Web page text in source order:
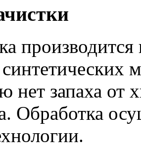
нет запаха от
Обработка